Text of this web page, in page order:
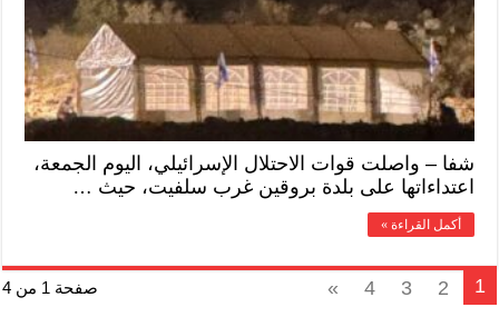
شفا – واصلت قوات الاحتلال الإسرائيلي، اليوم الجمعة،
اعتداءاتها على بلدة بروقين غرب سلفيت، حيث …
أكمل القراءة »
صفحة 1 من 4 1
2
3
4
»